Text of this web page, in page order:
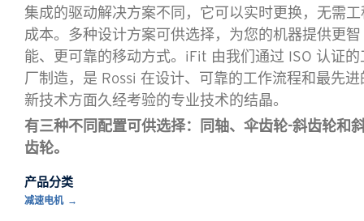
集成的驱动解决方案不同，它可以实时更换，无需工
成本。多种设计方案可供选择，为您的机器提供更智
能、更可靠的移动方式。iFit 由我们通过 ISO 认证的
厂制造，是 Rossi 在设计、可靠的工作流程和最先进
新技术方面久经考验的专业技术的结晶。
有三种不同配置可供选择：同轴、伞齿轮-斜齿轮和
齿轮。
产品分类
减速电机